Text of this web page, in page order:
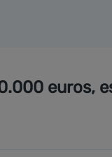
euros,